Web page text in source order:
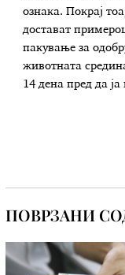
ознака. Покрај
достават
пакување за
животната
14 дена пред да
ПОВРЗАНИ